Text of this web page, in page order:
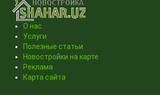
О нас
Услуги
Полезные статьи
Новостройки на карте
Реклама
Карта сайта